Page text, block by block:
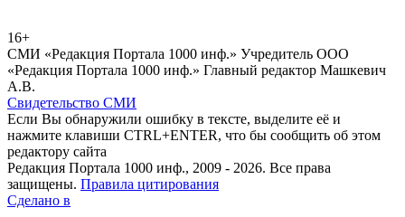
16+
СМИ «Редакция Портала 1000 инф.» Учредитель ООО
«Редакция Портала 1000 инф.» Главный редактор Машкевич
А.В.
Свидетельство СМИ
Если Вы обнаружили ошибку в тексте, выделите её и
нажмите клавиши CTRL+ENTER, что бы сообщить об этом
редактору сайта
Редакция Портала 1000 инф., 2009 - 2026. Все права
защищены. Правила цитирования
Сделано в